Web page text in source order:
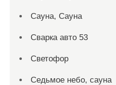
Сауна, Сауна
Сварка авто 53
Светофор
Седьмое небо, сауна